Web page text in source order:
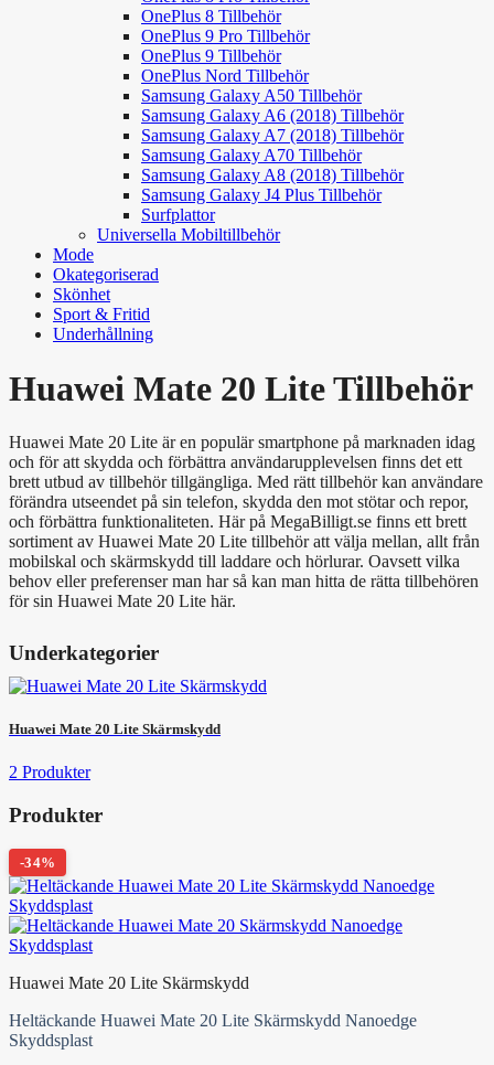
OnePlus 8 Tillbehör
OnePlus 9 Pro Tillbehör
OnePlus 9 Tillbehör
OnePlus Nord Tillbehör
Samsung Galaxy A50 Tillbehör
Samsung Galaxy A6 (2018) Tillbehör
Samsung Galaxy A7 (2018) Tillbehör
Samsung Galaxy A70 Tillbehör
Samsung Galaxy A8 (2018) Tillbehör
Samsung Galaxy J4 Plus Tillbehör
Surfplattor
Universella Mobiltillbehör
Mode
Okategoriserad
Skönhet
Sport & Fritid
Underhållning
Huawei Mate 20 Lite Tillbehör
Huawei Mate 20 Lite är en populär smartphone på marknaden idag
och för att skydda och förbättra användarupplevelsen finns det ett
brett utbud av tillbehör tillgängliga. Med rätt tillbehör kan användare
förändra utseendet på sin telefon, skydda den mot stötar och repor,
och förbättra funktionaliteten. Här på MegaBilligt.se finns ett brett
sortiment av Huawei Mate 20 Lite tillbehör att välja mellan, allt från
mobilskal och skärmskydd till laddare och hörlurar. Oavsett vilka
behov eller preferenser man har så kan man hitta de rätta tillbehören
för sin Huawei Mate 20 Lite här.
Underkategorier
Huawei Mate 20 Lite Skärmskydd
2 Produkter
Produkter
-34%
Huawei Mate 20 Lite Skärmskydd
Heltäckande Huawei Mate 20 Lite Skärmskydd Nanoedge
Skyddsplast